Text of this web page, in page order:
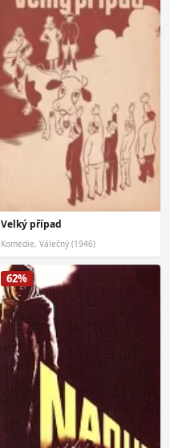
Velký případ
Komedie, Válečný (1946)
62%